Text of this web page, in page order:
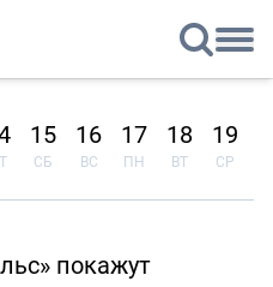
15
СБ
16
ВС
17
ПН
18
ВТ
19
СР
покажут